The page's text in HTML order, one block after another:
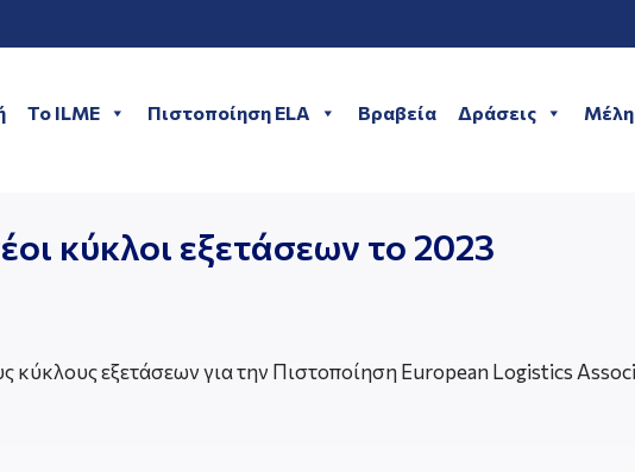
To ILME Πιστοποίηση ELA Βραβεία Δράσεις Μέλη
κύκλοι εξετάσεων το 2023
κύκλους εξετάσεων για την Πιστοποίηση European Logistics